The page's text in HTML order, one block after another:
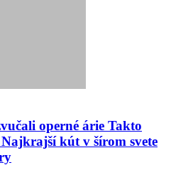
operné árie Takto
kút v šírom svete